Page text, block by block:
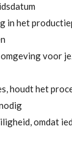
in het
voor
houdt het
omdat